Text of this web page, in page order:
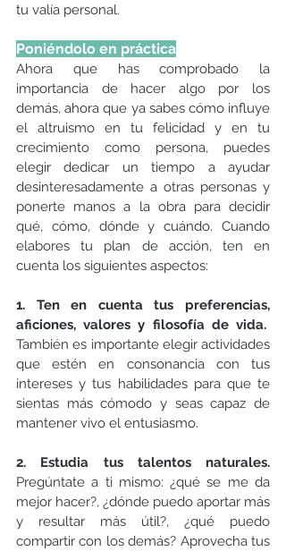
tu valía personal.
Poniéndolo en práctica
Ahora que has comprobado la
importancia de hacer algo por los
demás, ahora que ya sabes cómo influye
el altruismo en tu felicidad y en tu
crecimiento como persona, puedes
elegir dedicar un tiempo a ayudar
desinteresadamente a otras personas y
ponerte manos a la obra para decidir
qué, cómo, dónde y cuándo. Cuando
elabores tu plan de acción, ten en
cuenta los siguientes aspectos:
1. Ten en cuenta tus preferencias,
aficiones, valores y filosofía de vida.
También es importante elegir actividades
que estén en consonancia con tus
intereses y tus habilidades para que te
sientas más cómodo y seas capaz de
mantener vivo el entusiasmo.
Pregúntate a ti mismo: ¿qué se me da
mejor hacer?, ¿dónde puedo aportar más
y resultar más útil?, ¿qué puedo
compartir con los demás? Aprovecha tus